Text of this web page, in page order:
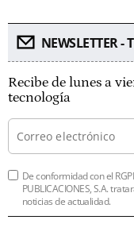
NEWSLETTER -
Recibe de lunes a
tecnología
De conformidad con el
PUBLICACIONES, S.A.
noticias de actualidad.